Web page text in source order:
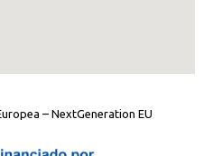
– NextGeneration EU